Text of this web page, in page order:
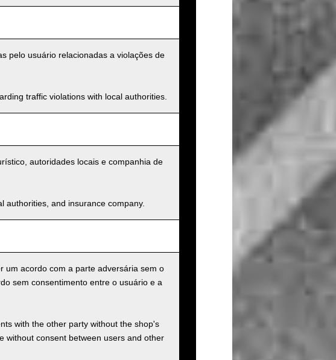
pelo usuário relacionadas a violações de
traffic violations with local authorities.
autoridades locais e companhia de
authorities, and insurance company.
um acordo com a parte adversária sem o
sem consentimento entre o usuário e a
with the other party without the shop's
without consent between users and other